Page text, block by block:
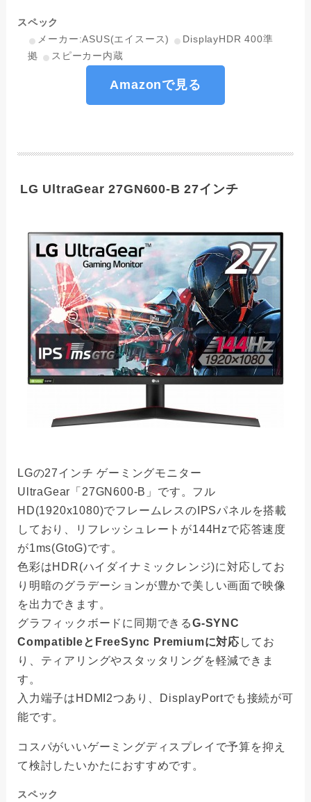
スペック
メーカー:ASUS(エイスース)
DisplayHDR 400準
拠
スピーカー内蔵
Amazonで見る
LG UltraGear 27GN600-B 27インチ
LGの27インチ ゲーミングモニター
UltraGear「27GN600-B」です。フル
HD(1920x1080)でフレームレスのIPSパネルを搭載
しており、リフレッシュレートが144Hzで応答速度
が1ms(GtoG)です。
色彩はHDR(ハイダイナミックレンジ)に対応してお
り明暗のグラデーションが豊かで美しい画面で映像
を出力できます。
グラフィックボードに同期できるG-SYNC
CompatibleとFreeSync Premiumに対応 してお
り、ティアリングやスタッタリングを軽減できま
す。
入力端子はHDMI2つあり、DisplayPortでも接続が可
能です。
コスパがいいゲーミングディスプレイで予算を抑え
て検討したいかたにおすすめです。
スペック